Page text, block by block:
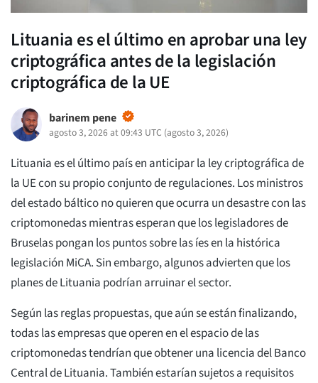
Lituania es el último en aprobar una ley
criptográfica antes de la legislación
criptográfica de la UE
barinem pene
agosto 3, 2026 at 09:43 UTC (agosto 3, 2026)
Lituania es el último país en anticipar la ley criptográfica de
la UE con su propio conjunto de regulaciones. Los ministros
del estado báltico no quieren que ocurra un desastre con las
criptomonedas mientras esperan que los legisladores de
Bruselas pongan los puntos sobre las íes en la histórica
legislación MiCA. Sin embargo, algunos advierten que los
planes de Lituania podrían arruinar el sector.
Según las reglas propuestas, que aún se están finalizando,
todas las empresas que operen en el espacio de las
criptomonedas tendrían que obtener una licencia del Banco
Central de Lituania. También estarían sujetos a requisitos